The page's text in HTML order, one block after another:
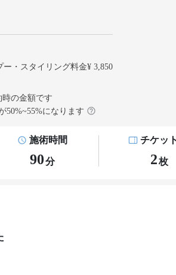
ー・スタイリング料金¥ 3,850
時の金額です
50%~55%になります
施術時間
90分
チケッ
2枚